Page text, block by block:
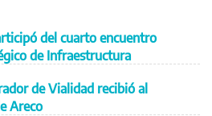
del cuarto encuentro
de Infraestructura
de Vialidad recibió al
Areco